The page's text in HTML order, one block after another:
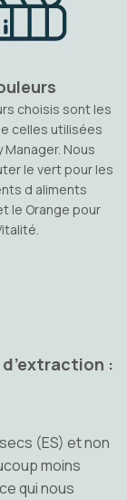
choisis sont les
celles utilisées
Manager. Nous
le vert pour les
d aliments
le Orange pour
:
(ES) et non
moins
qui nous